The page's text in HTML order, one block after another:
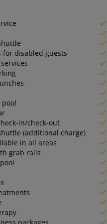
for disabled guests
pool
in/check-out
(additional charge)
in all areas
grab rails